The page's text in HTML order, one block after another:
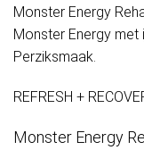
Monster Energy
Monster Energy met
Perziksmaak.
REFRESH +
Monster Energy